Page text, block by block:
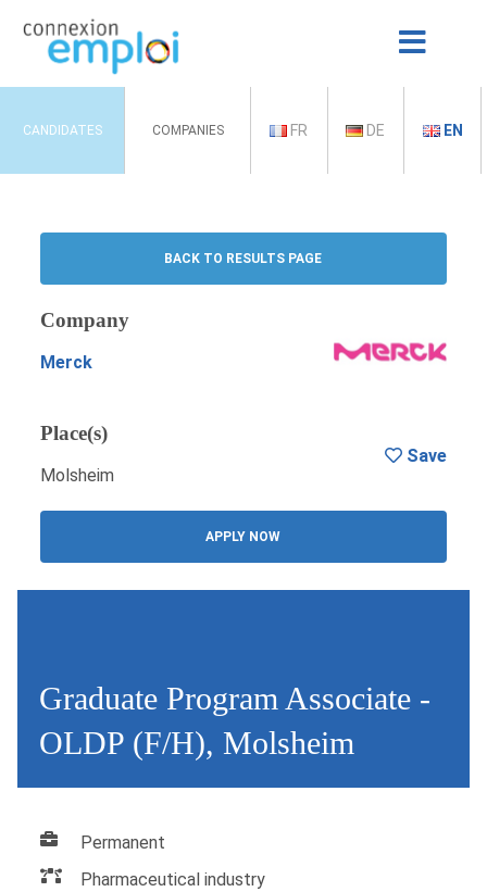
CANDIDATES COMPANIES FR DE EN
BACK TO RESULTS PAGE
Company
Merck
Place(s)
Molsheim
APPLY NOW
Save
Graduate Program Associate -
OLDP (F/H), Molsheim
Permanent
Pharmaceutical industry